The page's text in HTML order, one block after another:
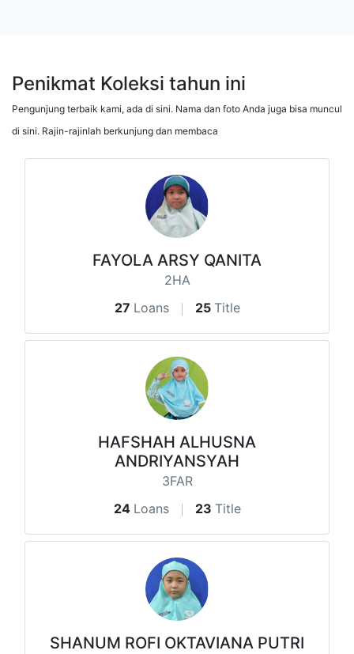
Penikmat Koleksi tahun ini
Pengunjung terbaik kami, ada di sini. Nama dan foto Anda juga bisa muncul
di sini. Rajin-rajinlah berkunjung dan membaca
FAYOLA ARSY QANITA
2HA
27 Loans 25 Title
HAFSHAH ALHUSNA
ANDRIYANSYAH
3FAR
24 Loans 23 Title
SHANUM ROFI OKTAVIANA PUTRI